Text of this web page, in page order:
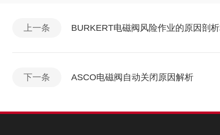
上一条 BURKERT电磁阀风险作业的原因剖
下一条 ASCO电磁阀自动关闭原因解析